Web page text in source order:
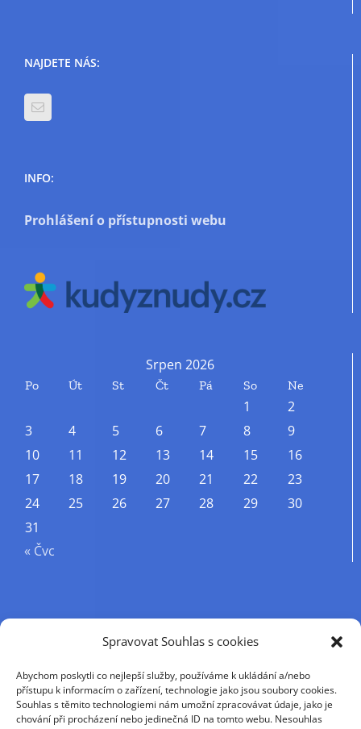
Spravovat Souhlas s cookies
Abychom poskytli co nejlepší služby, používáme k ukládání a/nebo
přístupu k informacím o zařízení, technologie jako jsou soubory cookies.
Souhlas s těmito technologiemi nám umožní zpracovávat údaje, jako je
chování při procházení nebo jedinečná ID na tomto webu. Nesouhlas
NAJDETE NÁS:
INFO:
Prohlášení o přístupnosti webu
Srpen 2026
Po Út St Čt Pá So Ne
1
2
3
4 5 6 7 8
9
10
11 12 13 14 15
16
17
18 19 20 21 22
23
24
25 26 27 28 29
30
31
« Čvc
Příjmení
Křestní jméno